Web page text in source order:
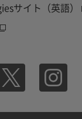
サイト（英語）